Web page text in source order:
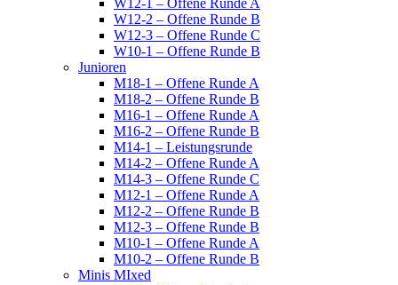
W12-2 – Offene Runde B
W12-3 – Offene Runde C
W10-1 – Offene Runde B
Junioren
M18-1 – Offene Runde A
M18-2 – Offene Runde B
M16-1 – Offene Runde A
M16-2 – Offene Runde B
M14-1 – Leistungsrunde
M14-2 – Offene Runde A
M14-3 – Offene Runde C
M12-1 – Offene Runde A
M12-2 – Offene Runde B
M12-3 – Offene Runde B
M10-1 – Offene Runde A
M10-2 – Offene Runde B
Minis MIxed